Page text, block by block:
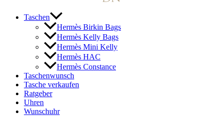
Taschen
Hermès Birkin Bags
Hermès Kelly Bags
Hermès Mini Kelly
Hermès HAC
Hermès Constance
Taschenwunsch
Tasche verkaufen
Ratgeber
Uhren
Wunschuhr